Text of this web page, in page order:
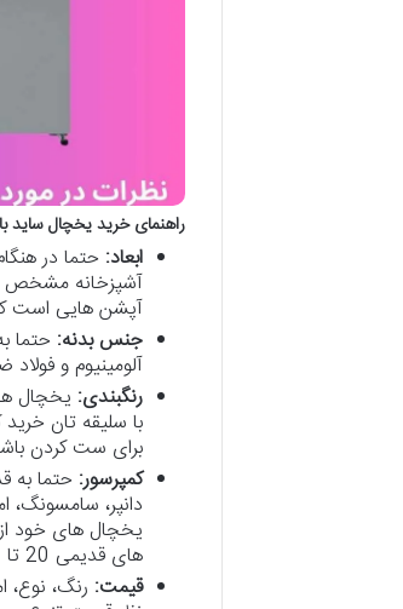
راهنمای خرید یخچال ساید
ابعاد: حتما در
آشپزخانه مشخص
آپشن هایی است
جنس بدنه: حتما
آلومینیوم و
رنگبندی: یخچال
با سلیقه تان
برای ست کردن
کمپرسور: حتما به
دانپر، سامسونگ،
یخچال های خود از
های قدیمی 20 تا 40 درصد بهینه شده اند.
قیمت: رنگ، نوع،